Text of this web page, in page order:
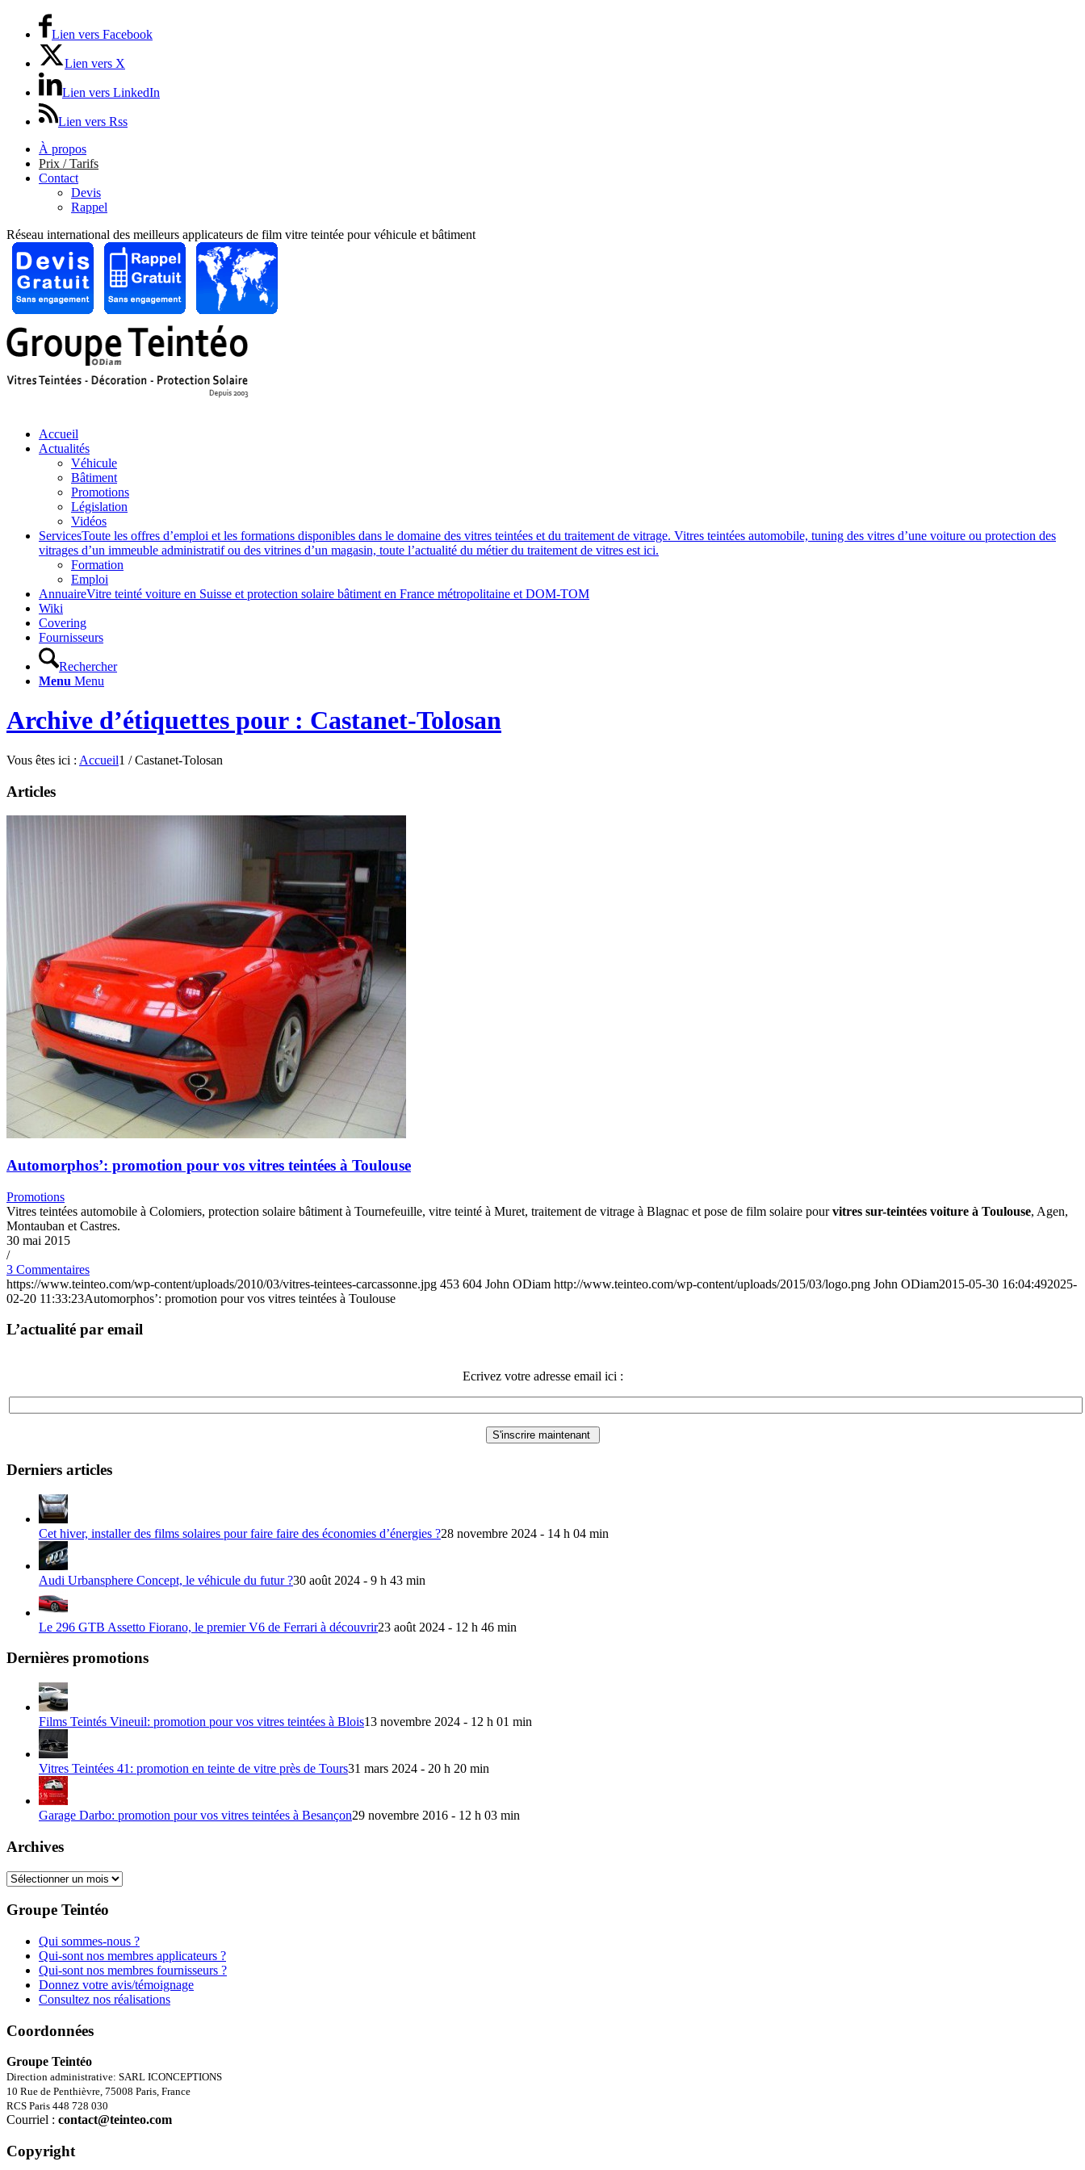
Lien vers Facebook
Lien vers X
Lien vers LinkedIn
Lien vers Rss
À propos
Prix / Tarifs
Contact
Devis
Rappel
Réseau international des meilleurs applicateurs de film vitre teintée pour véhicule et bâtiment
Accueil
Actualités
Véhicule
Bâtiment
Promotions
Législation
Vidéos
ServicesToute les offres d’emploi et les formations disponibles dans le domaine des vitres teintées et du traitement de vitrage. Vitres teintées automobile, tuning des vitres d’une voiture ou protection des
vitrages d’un immeuble administratif ou des vitrines d’un magasin, toute l’actualité du métier du traitement de vitres est ici.
Formation
Emploi
AnnuaireVitre teinté voiture en Suisse et protection solaire bâtiment en France métropolitaine et DOM-TOM
Wiki
Covering
Fournisseurs
Rechercher
Menu Menu
Archive d’étiquettes pour : Castanet-Tolosan
Vous êtes ici : Accueil1 / Castanet-Tolosan
Articles
Automorphos’: promotion pour vos vitres teintées à Toulouse
Promotions
Vitres teintées automobile à Colomiers, protection solaire bâtiment à Tournefeuille, vitre teinté à Muret, traitement de vitrage à Blagnac et pose de film solaire pourvitres sur-teintées voiture à Toulouse, Agen,
Montauban et Castres.
30 mai 2015
/
3 Commentaires
https://www.teinteo.com/wp-content/uploads/2010/03/vitres-teintees-carcassonne.jpg 453 604 John ODiam http://www.teinteo.com/wp-content/uploads/2015/03/logo.png John ODiam2015-05-30 16:04:492025-
02-20 11:33:23Automorphos’: promotion pour vos vitres teintées à Toulouse
L’actualité par email
Ecrivez votre adresse email ici :
Derniers articles
Cet hiver, installer des films solaires pour faire faire des économies d’énergies ?28 novembre 2024 - 14 h 04 min
Audi Urbansphere Concept, le véhicule du futur ?30 août 2024 - 9 h 43 min
Le 296 GTB Assetto Fiorano, le premier V6 de Ferrari à découvrir23 août 2024 - 12 h 46 min
Dernières promotions
Films Teintés Vineuil: promotion pour vos vitres teintées à Blois13 novembre 2024 - 12 h 01 min
Vitres Teintées 41: promotion en teinte de vitre près de Tours31 mars 2024 - 20 h 20 min
Garage Darbo: promotion pour vos vitres teintées à Besançon29 novembre 2016 - 12 h 03 min
Archives
Archives
Groupe Teintéo
Qui sommes-nous ?
Qui-sont nos membres applicateurs ?
Qui-sont nos membres fournisseurs ?
Donnez votre avis/témoignage
Consultez nos réalisations
Coordonnées
Groupe Teintéo
Direction administrative: SARL ICONCEPTIONS
10 Rue de Penthièvre, 75008 Paris, France
RCS Paris 448 728 030
Courriel : contact@teinteo.com
Copyright